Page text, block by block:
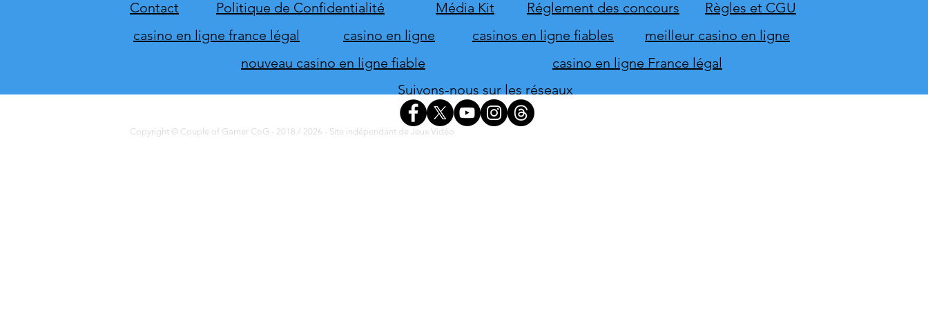
Contact Politique de Confidentialité Média Kit Règles et CGU
Réglement des concours
casino en ligne france légal
meilleur casino en ligne
casino en ligne
casinos en ligne fiables
nouveau casino en ligne fiable
casino en ligne France légal
Suivons-nous sur les réseaux
Copyright © Couple of Gamer CoG - 2018 / 2026 - Site indépendant de Jeux Vidéo